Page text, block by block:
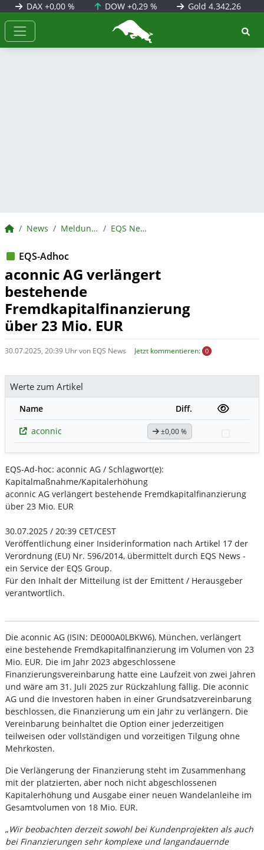
DAX +0,00 % DOW+0,29 % Gold 4.342,26
BörsenNEWS.de
BörsenNEWS.de
News Meldungen EQS News
EQS-Adhoc
aconnic AG verlängert
bestehende
Fremdkapitalfinanzierung
über 23 Mio. EUR
30.07.2025, 20:39 Uhr von EQS News Jetzt kommentieren: 0
Werte zum Artikel
Name
Diff.
aconnic
±0,00 %
EQS-Ad-hoc: aconnic AG / Schlagwort(e):
Kapitalmaßnahme/Kapitalerhöhung
aconnic AG verlängert bestehende Fremdkapitalfinanzierung
über 23 Mio. EUR
30.07.2025 / 20:39 CET/CEST
Veröffentlichung einer Insiderinformation nach Artikel 17 der
Verordnung (EU) Nr. 596/2014, übermittelt durch EQS News -
ein Service der EQS Group.
Für den Inhalt der Mitteilung ist der Emittent / Herausgeber
verantwortlich.
Die aconnic AG (ISIN: DE000A0LBKW6), München, verlängert
eine bestehende Fremdkapitalfinanzierung im Volumen von 23
Mio. EUR. Die im Jahr 2023 abgeschlossene
Finanzierungsvereinbarung hatte eine Laufzeit von zwei Jahren
und wäre am 31. Juli 2025 zur Rückzahlung fällig. Die aconnic
AG und die Investoren haben in einer Grundsatzvereinbarung
beschlossen, die Finanzierung um ein Jahr zu verlängern. Die
Vereinbarung beinhaltet die Option einer jederzeitigen
teilweisen oder vollständigen und vorzeitigen Tilgung ohne
Mehrkosten.
Die Verlängerung der Finanzierung steht im Zusammenhang
mit der platzierten, aber noch nicht abgeschlossenen
Kapitalerhöhung und Ausgabe einer neuen Wandelanleihe im
Gesamtvolumen von 18 Mio. EUR.
„Wir beobachten derzeit sowohl bei Kundenprojekten als auch
bei Finanzierungen sehr komplexe und langandauernde